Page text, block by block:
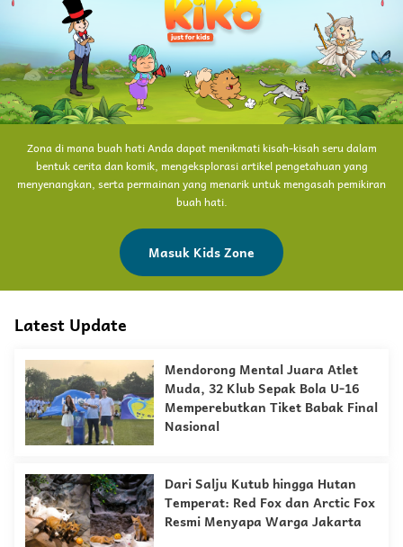
Zona di mana buah hati Anda dapat menikmati kisah-kisah seru dalam
bentuk cerita dan komik, mengeksplorasi artikel pengetahuan yang
menyenangkan, serta permainan yang menarik untuk mengasah pemikiran
buah hati.
Masuk Kids Zone
Latest Update
Mendorong Mental Juara Atlet
Muda, 32 Klub Sepak Bola U-16
Memperebutkan Tiket Babak Final
Nasional
Dari Salju Kutub hingga Hutan
Temperat: Red Fox dan Arctic Fox
Resmi Menyapa Warga Jakarta